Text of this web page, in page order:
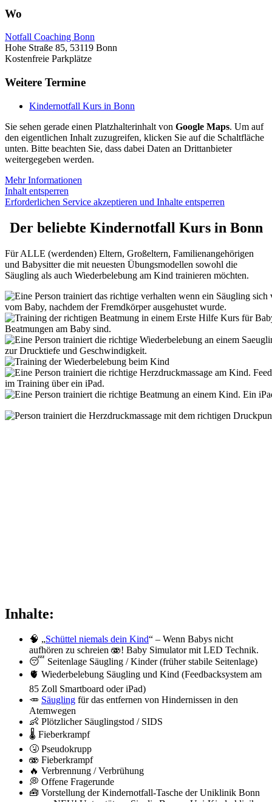
Wo
Notfall Coaching Bonn
Hohe Straße 85, 53119 Bonn
Kostenfreie Parkplätze
Weitere Termine
Kindernotfall Kurs in Bonn
Sie sehen gerade einen Platzhalterinhalt von Google Maps. Um auf
den eigentlichen Inhalt zuzugreifen, klicken Sie auf die Schaltfläche
unten. Bitte beachten Sie, dass dabei Daten an Drittanbieter
weitergegeben werden.
Mehr Informationen
Inhalt entsperren
Erforderlichen Service akzeptieren und Inhalte entsperren
Der beliebte Kindernotfall Kurs in Bonn
Für ALLE (werdenden) Eltern, Großeltern, Familienangehörigen
und Babysitter die mit neuesten Übungsmodellen sowohl die
Säugling als auch Wiederbelebung am Kind trainieren möchten.
Inhalte:
🧠 „Schüttel niemals dein Kind“ – Wenn Babys nicht
aufhören zu schreien 🫨! Baby Simulator mit LED Technik.
😴 Seitenlage Säugling / Kinder (früher stabile Seitenlage)
🫀 Wiederbelebung Säugling und Kind (Feedbacksystem am
85 Zoll Smartboard oder iPad)
🥕 Säugling für das entfernen von Hindernissen in den
Atemwegen
👶 Plötzlicher Säuglingstod / SIDS
🌡️ Fieberkrampf
🤧 Pseudokrupp
🫨 Fieberkrampf
🔥 Verbrennung / Verbrühung
💭 Offene Fragerunde
🧰 Vorstellung der Kindernotfall-Tasche der Uniklinik Bonn